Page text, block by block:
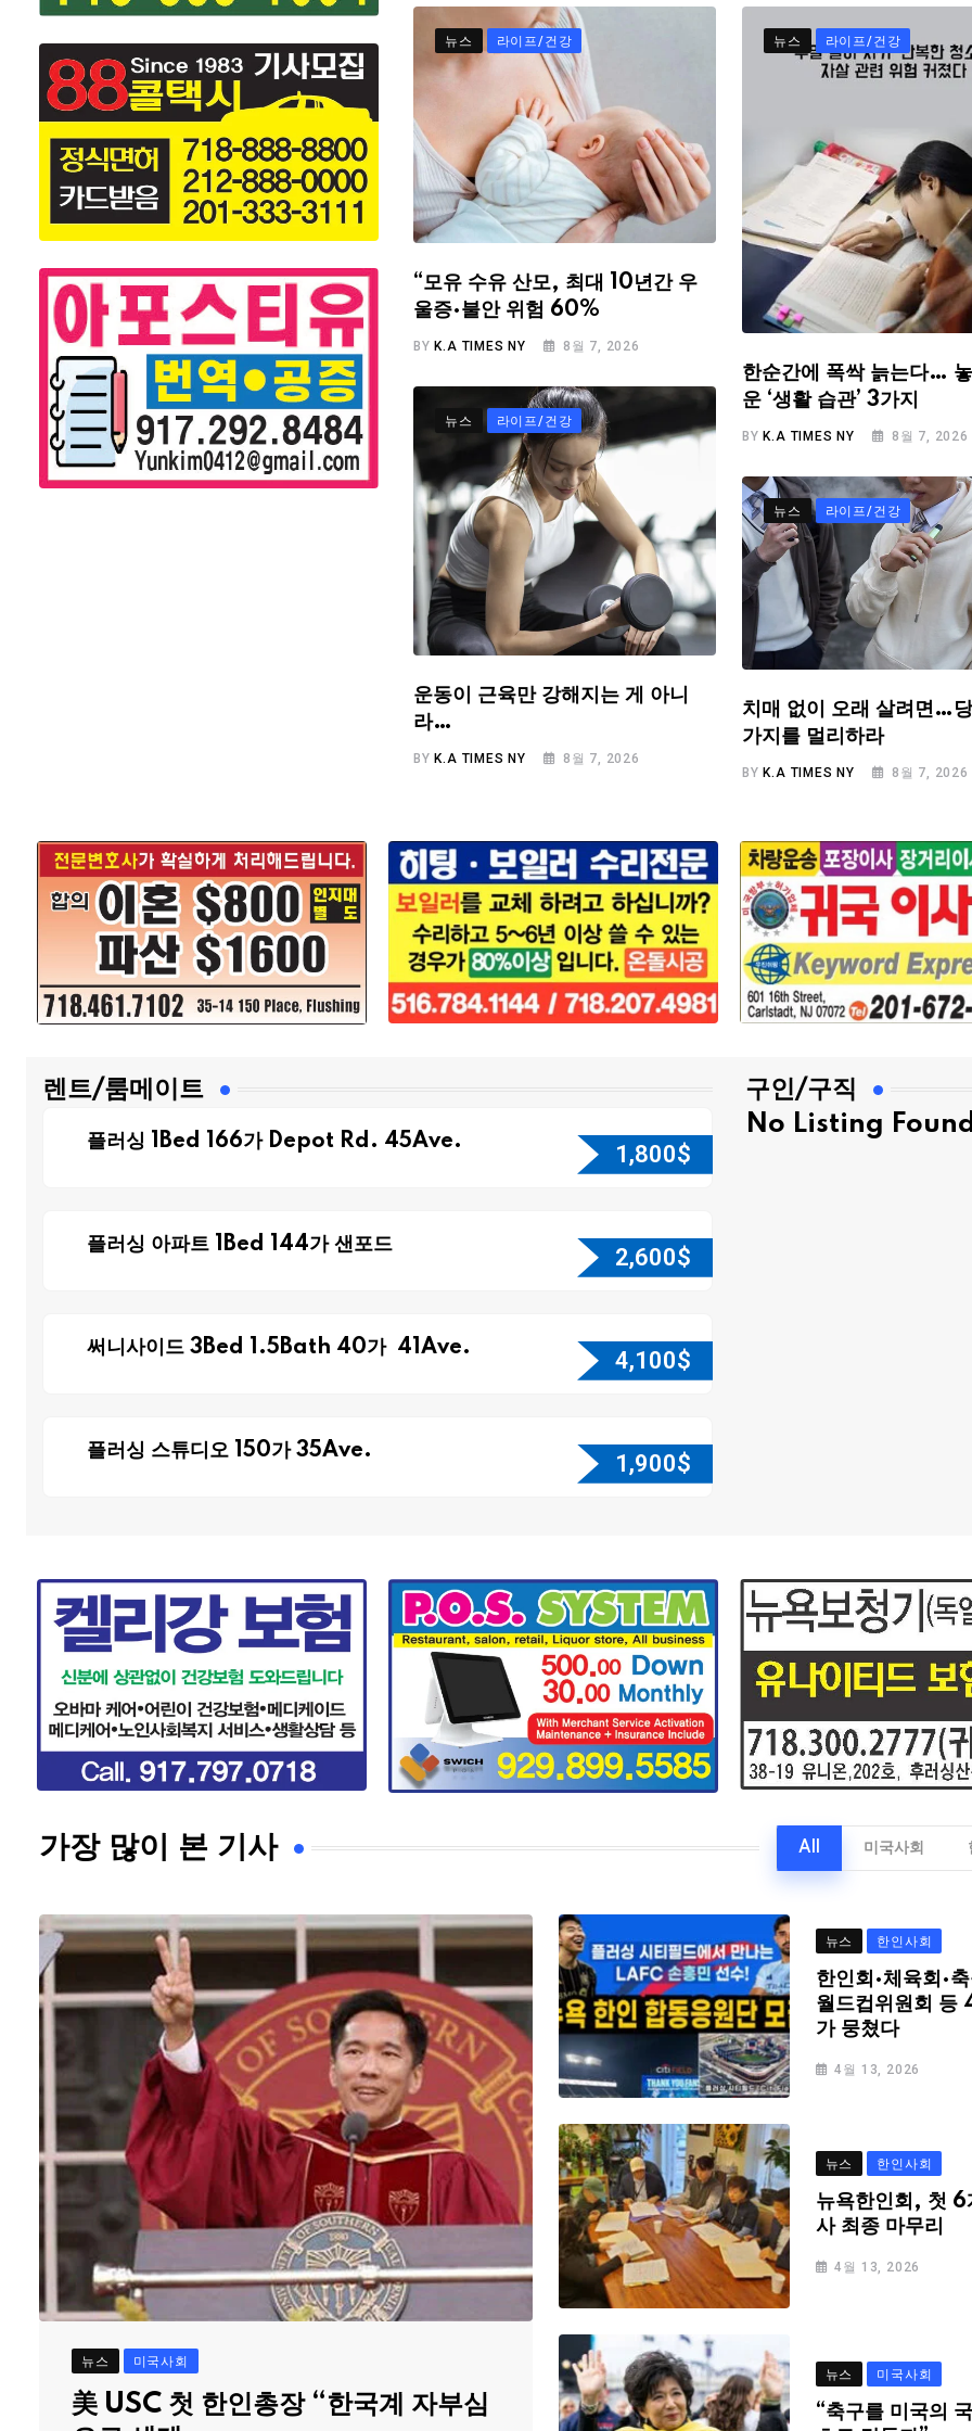
뉴스 라이프/건강
“모유 수유 산모, 최대 10년간 우
울증·불안 위험 60%
BYK.A TIMES NY 8월 7, 2026
뉴스 라이프/건강
한순간에 폭싹 늙는다…
운 ‘생활 습관’ 3가지
BY K.A TIMES NY 8월 7, 2026
뉴스 라이프/건강
운동이 근육만 강해지는 게 아니
라…
BY K.A TIMES NY 8월 7, 2026
뉴스 라이프/건강
치매 없이 오래 살려면…
가지를 멀리하라
BYK.A TIMES NY 8월 7, 2026
렌트/룸메이트
플러싱 1Bed 166가 Depot Rd. 45Ave. 1,800$
플러싱 아파트 1Bed 144가 샌포드 2,600$
써니사이드 3Bed 1.5Bath 40가 41Ave. 4,100$
플러싱 스튜디오 150가 35Ave. 1,900$
구인/구직
No Listing
가장 많이 본 기사 All 미국사회
뉴스 미국사회
美 USC 첫 한인총장 “한국계 자부심
뉴스 한인사회
한인회·체육회·
월드컵위원회 등
가 뭉쳤다
4월 13, 2026
뉴스 한인사회
뉴욕한인회, 첫 6
사 최종 마무리
4월 13, 2026
뉴스 미국사회
“축구를 미국의